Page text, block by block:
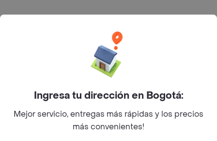
Bogotá D.C. --- notificacionesrappi@rappi.com
Ingresa tu dirección en Bogotá:
Mejor servicio, entregas más rápidas y los precios
más convenientes!